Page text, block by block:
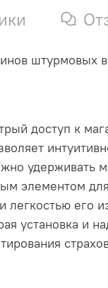
штурмовых
доступ к
элементом
его
установка и